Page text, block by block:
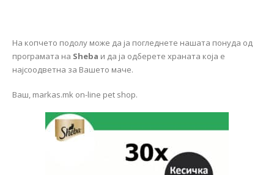
На копчето подолу може да ја погледнете нашата понуда од
програмата на Sheba и да ја одберете храната која е
најсоодветна за Вашето маче.
Ваш, markas.mk on-line pet shop.